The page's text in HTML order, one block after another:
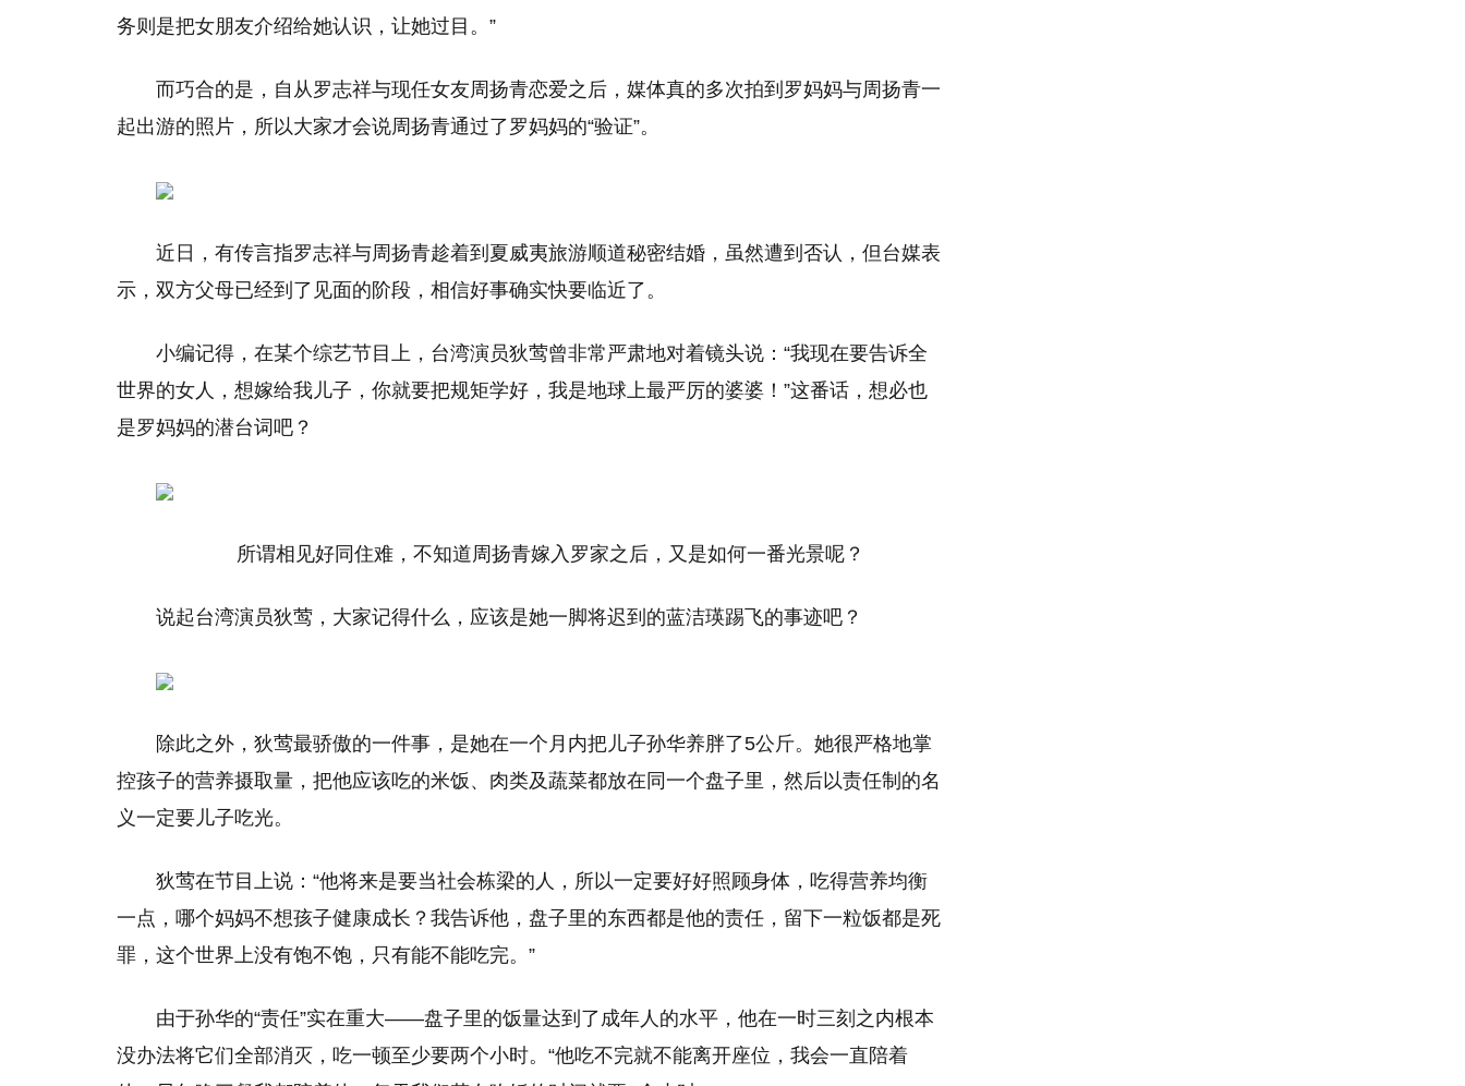
务则是把女朋友介绍给她认识，让她过目。”
而巧合的是，自从罗志祥与现任女友周扬青恋爱之后，媒体真的多次拍到罗妈妈与周扬青一
起出游的照片，所以大家才会说周扬青通过了罗妈妈的“验证”。
近日，有传言指罗志祥与周扬青趁着到夏威夷旅游顺道秘密结婚，虽然遭到否认，但台媒表
示，双方父母已经到了见面的阶段，相信好事确实快要临近了。
小编记得，在某个综艺节目上，台湾演员狄莺曾非常严肃地对着镜头说：“我现在要告诉全
世界的女人，想嫁给我儿子，你就要把规矩学好，我是地球上最严厉的婆婆！”这番话，想必也
是罗妈妈的潜台词吧？
所谓相见好同住难，不知道周扬青嫁入罗家之后，又是如何一番光景呢？
说起台湾演员狄莺，大家记得什么，应该是她一脚将迟到的蓝洁瑛踢飞的事迹吧？
除此之外，狄莺最骄傲的一件事，是她在一个月内把儿子孙华养胖了5公斤。她很严格地掌
控孩子的营养摄取量，把他应该吃的米饭、肉类及蔬菜都放在同一个盘子里，然后以责任制的名
义一定要儿子吃光。
狄莺在节目上说：“他将来是要当社会栋梁的人，所以一定要好好照顾身体，吃得营养均衡
一点，哪个妈妈不想孩子健康成长？我告诉他，盘子里的东西都是他的责任，留下一粒饭都是死
罪，这个世界上没有饱不饱，只有能不能吃完。”
由于孙华的“责任”实在重大——盘子里的饭量达到了成年人的水平，他在一时三刻之内根本
没办法将它们全部消灭，吃一顿至少要两个小时。“他吃不完就不能离开座位，我会一直陪着